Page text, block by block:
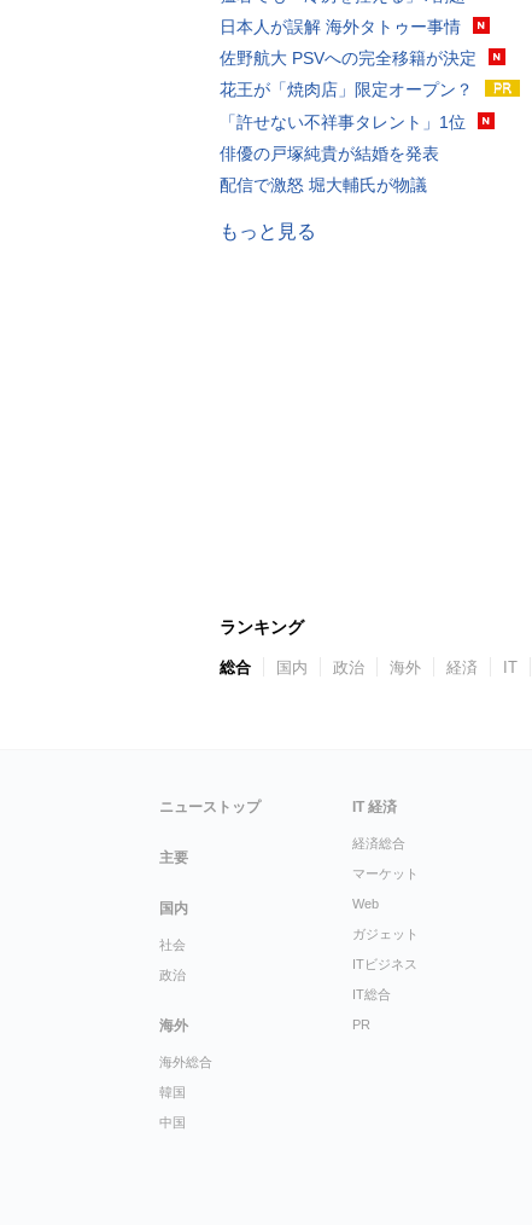
日本人が誤解 海外タトゥー事情
佐野航大 PSVへの完全移籍が決定
花王が「焼肉店」限定オープン？
「許せない不祥事タレント」1位
俳優の戸塚純貴が結婚を発表
配信で激怒 堀大輔氏が物議
もっと見る
ランキング
総合 国内 政治 海外 経済 IT
ニューストップ
主要
国内
社会
政治
海外
海外総合
韓国
中国
IT 経済
経済総合
マーケット
Web
ガジェット
ITビジネス
IT総合
PR